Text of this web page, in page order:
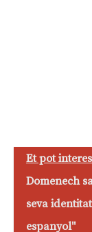
Et pot
Domenech
seva
espanyol"